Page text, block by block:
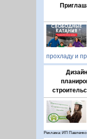
прохладу и
Реклама: ИП Павленко